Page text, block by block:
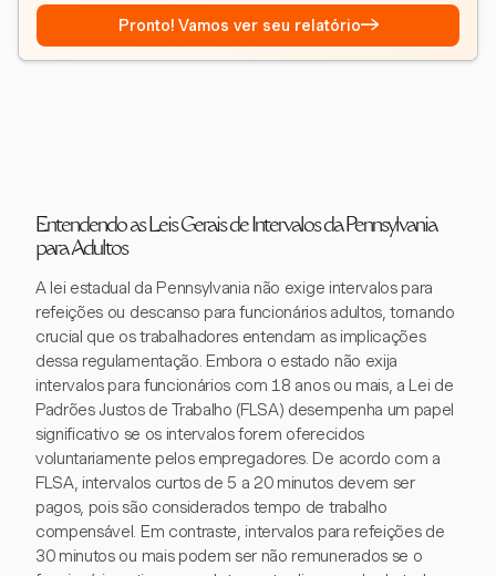
Pronto! Vamos ver seu relatório→
Entendendo as Leis Gerais de Intervalos da Pennsylvania
para Adultos
A lei estadual da Pennsylvania não exige intervalos para
refeições ou descanso para funcionários adultos, tornando
crucial que os trabalhadores entendam as implicações
dessa regulamentação. Embora o estado não exija
intervalos para funcionários com 18 anos ou mais, a Lei de
Padrões Justos de Trabalho (FLSA) desempenha um papel
significativo se os intervalos forem oferecidos
voluntariamente pelos empregadores. De acordo com a
FLSA, intervalos curtos de 5 a 20 minutos devem ser
pagos, pois são considerados tempo de trabalho
compensável. Em contraste, intervalos para refeições de
30 minutos ou mais podem ser não remunerados se o